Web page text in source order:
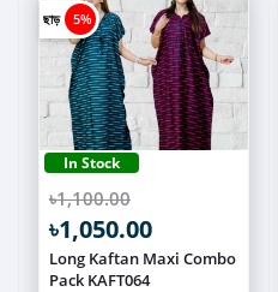
ছাড় 5%
In Stock
৳1,100.00
৳1,050.00
Long Kaftan Maxi Combo
Pack KAFT064